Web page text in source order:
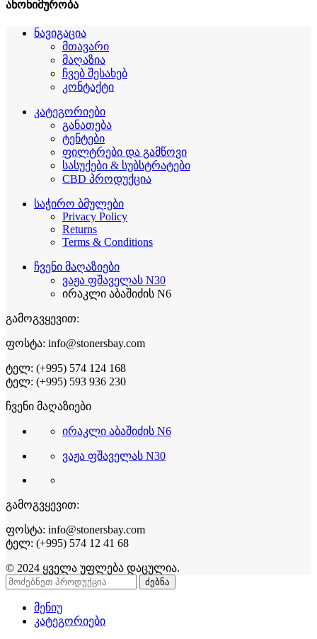
ანონიმურობა
ნავიგაცია
მთავარი
მაღაზია
ჩვებ შესახებ
კონტაქტი
კატეგორიები
განათება
ტენტები
ფილტრები და გამწოვი
სასუქები & სუბსტრატები
CBD პროდუქცია
საჭირო ბმულები
Privacy Policy
Returns
Terms & Conditions
ჩვენი მაღაზიები
ვაჟა ფშაველას N30
ირაკლი აბაშიძის N6
გამოგვყევით:
ფოსტა: info@stonersbay.com
ტელ: (+995) 574 124 168
ტელ: (+995) 593 936 230
ჩვენი მაღაზიები
ირაკლი აბაშიძის N6
ვაჟა ფშაველას N30
გამოგვყევით:
ფოსტა: info@stonersbay.com
ტელ: (+995) 574 12 41 68
© 2024 ყველა უფლება დაცულია.
ძებნა
მენიუ
კატეგორიები